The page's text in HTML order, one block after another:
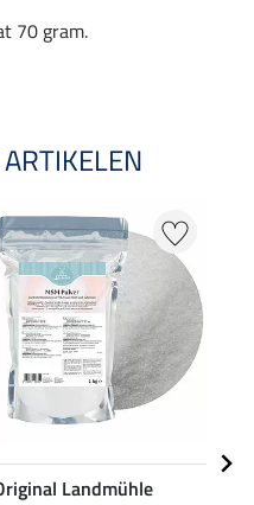
70 gram.
Landmühle